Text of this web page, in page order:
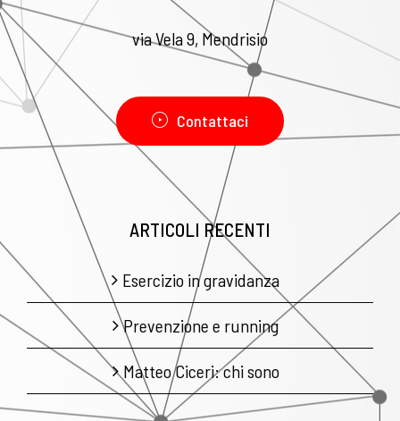
via Vela 9, Mendrisio
Contattaci
ARTICOLI RECENTI
Esercizio in gravidanza
Prevenzione e running
Matteo Ciceri: chi sono